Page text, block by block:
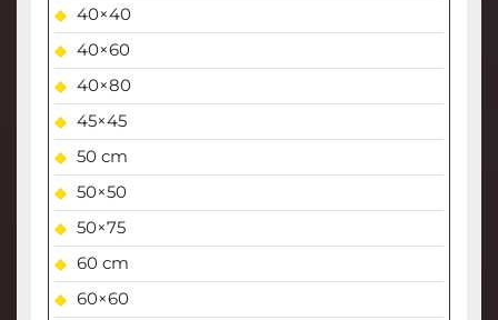
40×40
40×60
40×80
45×45
50 cm
50×50
50×75
60 cm
60×60